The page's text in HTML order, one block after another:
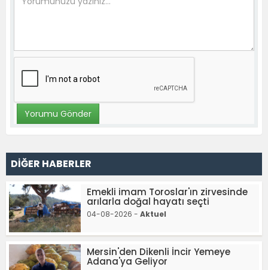
DİĞER HABERLER
Emekli imam Toroslar'ın zirvesinde
arılarla doğal hayatı seçti
04-08-2026 - Aktuel
Mersin'den Dikenli İncir Yemeye
Adana'ya Geliyor